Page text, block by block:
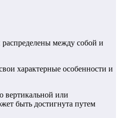
между собой и
характерные особенности и
вертикальной или
быть достигнута путем